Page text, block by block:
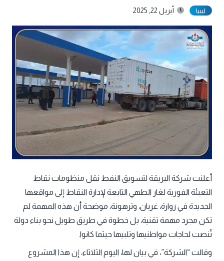
ليبيا أبريل 22, 2025
أعلنت شركة البريقة لتسويق النفط نقل منظومات نقاط
التعبئة الفورية لغاز الطهي التابعة لإدارة النقاط إلى مواقعها
الجديدة في زوارة، غريان، وترهونة، موضحة أن هذه المهمة لم
تكن مجرد مهمة تقنية، بل خطوة في طريق طويل نحو بناء دولة
تُنصت لحاجات مواطنيها وتلبيها حيثما كانوا.
وقالت “الشركة”، في بيان لها، اليوم الثلاثاء، إن هذا المشروع